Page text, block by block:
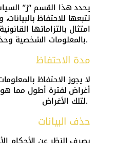
يحدد هذا القسم “ز”
تتبعها للاحتفاظ
امتثال بالتزاماتها
بالمعلومات الشخصية وحذفها.
مدة الاحتفاظ
أغراض لفترة أطول مما
لتلك الأغراض.
حذف البيانات